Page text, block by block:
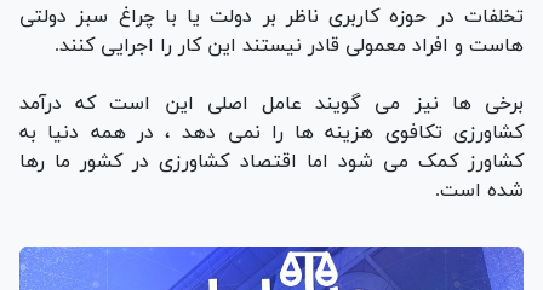
تخلفات در حوزه کاربری ناظر بر دولت یا با چراغ سبز دولتی
هاست و افراد معمولی قادر نیستند این کار را اجرایی کنند.
برخی ها نیز می گویند عامل اصلی این است که درآمد
کشاورزی تکافوی هزینه ها را نمی دهد ، در همه دنیا به
کشاورز کمک می شود اما اقتصاد کشاورزی در کشور ما رها
شده است.